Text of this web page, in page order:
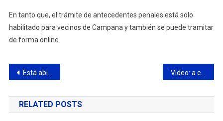
En tanto que, el trámite de antecedentes penales está solo
habilitado para vecinos de Campana y también se puede tramitar
de forma online.
Navegación
de
entradas
Está abierta la inscripción para un Curso de género destinado a estudiantes del CBC
RELATED POSTS